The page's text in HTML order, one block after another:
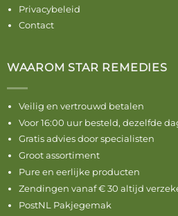
Privacybeleid
Contact
WAAROM STAR REMEDIES
Veilig en vertrouwd betalen
Voor 16:00 uur besteld, dezelfde
Gratis advies door specialisten
Groot assortiment
Pure en eerlijke producten
Zendingen vanaf € 30 altijd
PostNL Pakjegemak